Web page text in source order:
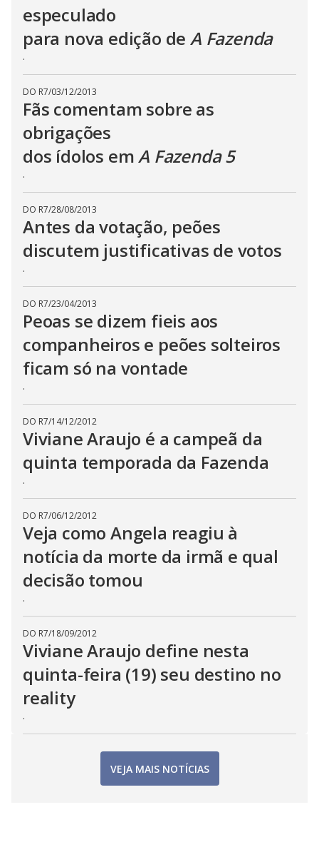
especulado
para nova edição de A Fazenda
.
DO R7/03/12/2013
Fãs comentam sobre as
obrigações
dos ídolos emA Fazenda 5
.
DO R7/28/08/2013
Antes da votação, peões
discutem justificativas de votos
.
DO R7/23/04/2013
Peoas se dizem fieis aos
companheiros e peões solteiros
ficam só na vontade
.
DO R7/14/12/2012
Viviane Araujo é a campeã da
quinta temporada da Fazenda
.
DO R7/06/12/2012
Veja como Angela reagiu à
notícia da morte da irmã e qual
decisão tomou
.
DO R7/18/09/2012
Viviane Araujo define nesta
quinta-feira (19) seu destino no
reality
.
VEJA MAIS NOTÍCIAS